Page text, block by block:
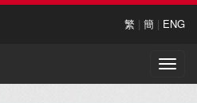
繁 | 簡 | ENG
Toggle